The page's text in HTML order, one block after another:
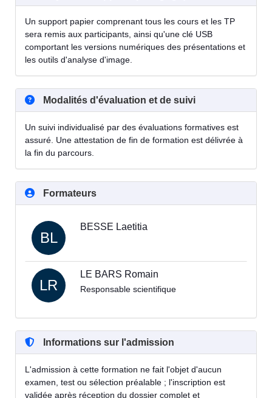
Un support papier comprenant tous les cours et les TP
sera remis aux participants, ainsi qu'une clé USB
comportant les versions numériques des présentations et
les outils d'analyse d'image.
Modalités d'évaluation et de suivi
Un suivi individualisé par des évaluations formatives est
assuré. Une attestation de fin de formation est délivrée à
la fin du parcours.
Formateurs
BL
BESSE Laetitia
LR
LE BARS Romain
Responsable scientifique
Informations sur l'admission
L'admission à cette formation ne fait l'objet d'aucun
examen, test ou sélection préalable ; l'inscription est
validée après réception du dossier complet et